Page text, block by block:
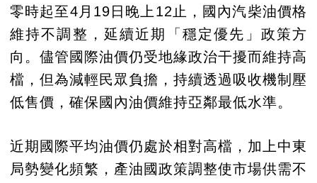
零時起至4月19日晚上12止，國內汽柴油價格
維持不調整，延續近期「穩定優先」政策方
向。儘管國際油價仍受地緣政治干擾而維持高
檔，但為減輕民眾負擔，持續透過吸收機制壓
低售價，確保國內油價維持亞鄰最低水準。
近期國際平均油價仍處於相對高檔，加上中東
局勢變化頻繁，產油國政策調整使市場供需不